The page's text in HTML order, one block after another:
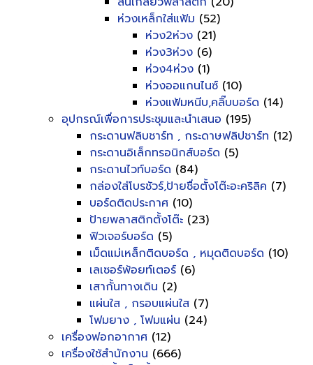
ห่วงเหล็กใส่แฟ้ม (52)
ห่วง2ห่วง (21)
ห่วง3ห่วง (6)
ห่วง4ห่วง (1)
ห่วงออแกนไนซ์ (10)
ห่วงแฟ้มหนีบ,คลิ๊บบอร์ด (14)
อุปกรณ์เพื่อการประชุมและนำเสนอ (195)
กระดานฟลิบชาร์ท , กระดาษฟลิปชาร์ท (12)
กระดานอิเล็กทรอนิกส์บอร์ด (5)
กระดานไวท์บอร์ด (84)
กล่องใส่โบรชัวร์,ป้ายชื่อตั้งโต๊ะอะคริลิค (7)
บอร์ดติดประกาศ (10)
ป้ายพลาสติกตั้งโต๊ะ (23)
ฟิวเจอร์บอร์ด (5)
เม็ดแม่เหล็กติดบอร์ด , หมุดติดบอร์ด (10)
เลเซอร์พ้อยท์เตอร์ (6)
เสากั้นทางเดิน (2)
แผ่นใส , กรอบแผ่นใส (7)
โฟมยาง , โฟมแผ่น (24)
เครื่องฟอกอากาศ (12)
เครื่องใช้สำนักงาน (666)